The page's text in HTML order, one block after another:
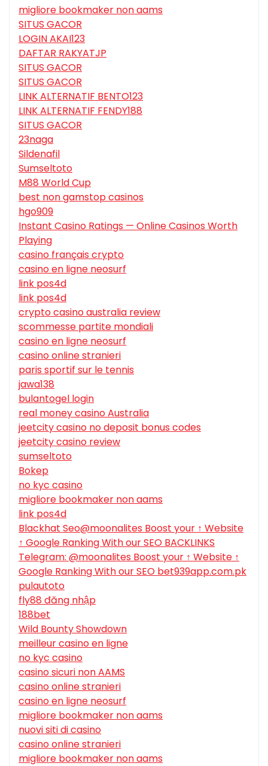
migliore bookmaker non aams
SITUS GACOR
LOGIN AKAI123
DAFTAR RAKYATJP
SITUS GACOR
SITUS GACOR
LINK ALTERNATIF BENTO123
LINK ALTERNATIF FENDY188
SITUS GACOR
23naga
Sildenafil
Sumseltoto
M88 World Cup
best non gamstop casinos
hgo909
Instant Casino Ratings — Online Casinos Worth
Playing
casino français crypto
casino en ligne neosurf
link pos4d
link pos4d
crypto casino australia review
scommesse partite mondiali
casino en ligne neosurf
casino online stranieri
paris sportif sur le tennis
jawa138
bulantogel login
real money casino Australia
jeetcity casino no deposit bonus codes
jeetcity casino review
sumseltoto
Bokep
no kyc casino
migliore bookmaker non aams
link pos4d
Blackhat Seo@moonalites Boost your ↑ Website
↑ Google Ranking With our SEO BACKLINKS
Telegram: @moonalites Boost your ↑ Website ↑
Google Ranking With our SEO bet939app.com.pk
pulautoto
fly88 đăng nhập
188bet
Wild Bounty Showdown
meilleur casino en ligne
no kyc casino
casino sicuri non AAMS
casino online stranieri
casino en ligne neosurf
migliore bookmaker non aams
nuovi siti di casino
casino online stranieri
migliore bookmaker non aams